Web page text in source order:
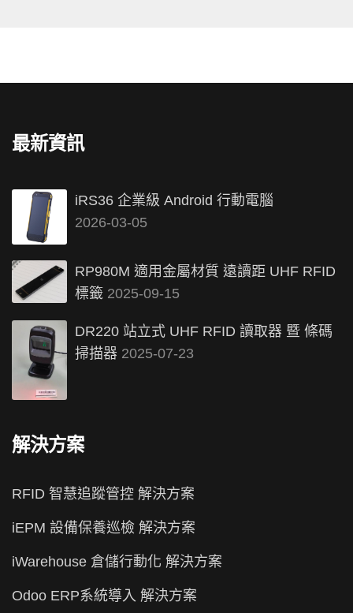
最新資訊
iRS36 企業級 Android 行動電腦
2026-03-05
RP980M 適用金屬材質 遠讀距 UHF RFID
標籤 2025-09-15
DR220 站立式 UHF RFID 讀取器 暨 條碼
掃描器 2025-07-23
解決方案
RFID 智慧追蹤管控 解決方案
iEPM 設備保養巡檢 解決方案
iWarehouse 倉儲行動化 解決方案
Odoo ERP系統導入 解決方案